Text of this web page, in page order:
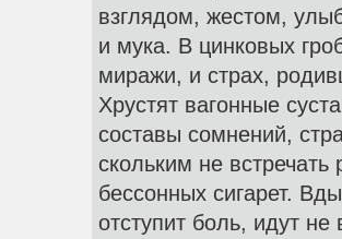
взглядом, жестом,
и мука. В цинковых
миражи, и страх,
Хрустят вагонные
составы сомнений,
скольким не
бессонных сигарет.
отступит боль, идут